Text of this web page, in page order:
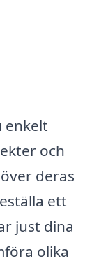
enkelt
och
deras
ett
just dina
olika